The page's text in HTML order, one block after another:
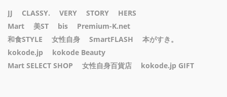
JJ CLASSY. VERY STORY
HERS
Mart
美ST bis
Premium-K.net
和食STYLE
女性自身 SmartFLASH
本がすき。
kokode.jp
kokode Beauty
Mart SELECT SHOP
女性自身百貨店 kokode.jp GIFT